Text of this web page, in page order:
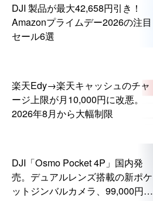
DJI 製品が最大42,658円引き！
Amazonプライムデー2026の注目
セール6選
楽天Edy→楽天キャッシュのチャ
ージ上限が月10,000円に改悪。
2026年8月から大幅制限
DJI「Osmo Pocket 4P」国内発
売。デュアルレンズ搭載の新ポケ
ットジンバルカメラ、99,000円か